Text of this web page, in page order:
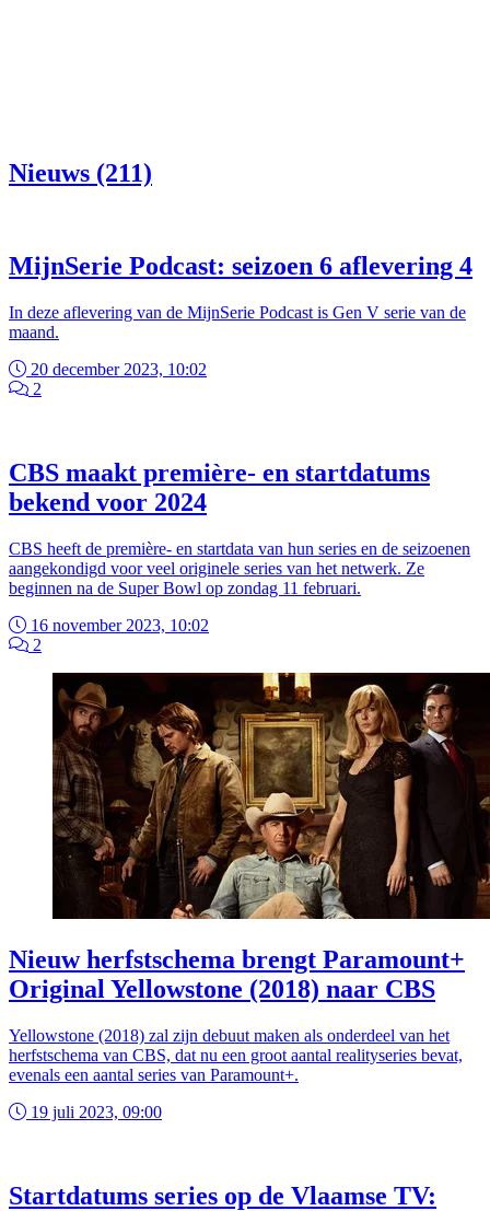
Nieuws (211)
MijnSerie Podcast: seizoen 6 aflevering 4
In deze aflevering van de MijnSerie Podcast is Gen V serie van de
maand.
20 december 2023, 10:02
2
CBS maakt première- en startdatums
bekend voor 2024
CBS heeft de première- en startdata van hun series en de seizoenen
aangekondigd voor veel originele series van het netwerk. Ze
beginnen na de Super Bowl op zondag 11 februari.
16 november 2023, 10:02
2
Nieuw herfstschema brengt Paramount+
Original Yellowstone (2018) naar CBS
Yellowstone (2018) zal zijn debuut maken als onderdeel van het
herfstschema van CBS, dat nu een groot aantal realityseries bevat,
evenals een aantal series van Paramount+.
19 juli 2023, 09:00
Startdatums series op de Vlaamse TV: